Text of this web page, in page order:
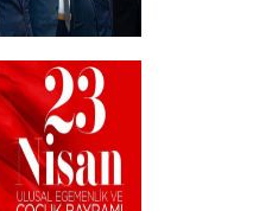
ve Spor Ödülleri”